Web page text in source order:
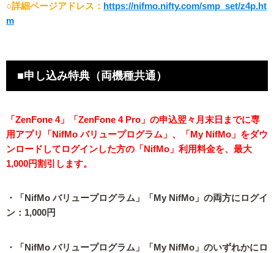
○詳細ページアドレス： https://nifmo.nifty.com/smp_set/z4p.ht
m
■申し込み特典（両機種共通）
「ZenFone 4」「ZenFone 4 Pro」の申込翌々月末日までに専
用アプリ「NifMo バリュープログラム」、「My NifMo」をダウ
ンロードしてログインした方の「NifMo」利用料金を、最大
1,000円割引します。
・「NifMo バリュープログラム」「My NifMo」の両方にログイ
ン：1,000円
・「NifMo バリュープログラム」「My NifMo」のいずれかにロ